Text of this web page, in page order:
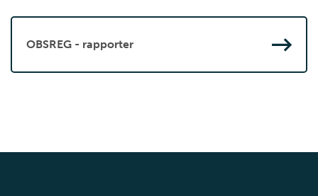
OBSREG - rapporter